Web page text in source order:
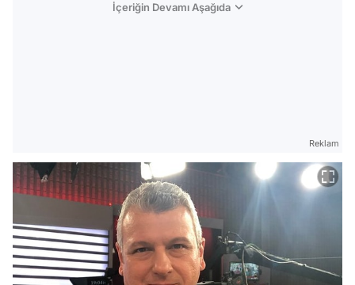
İçeriğin Devamı Aşağıda
Reklam